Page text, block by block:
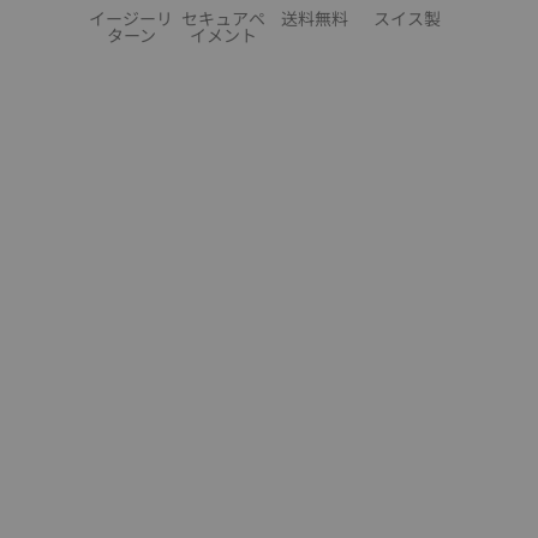
イージーリ
ターン
セキュアペ
イメント
送料無料 スイス製